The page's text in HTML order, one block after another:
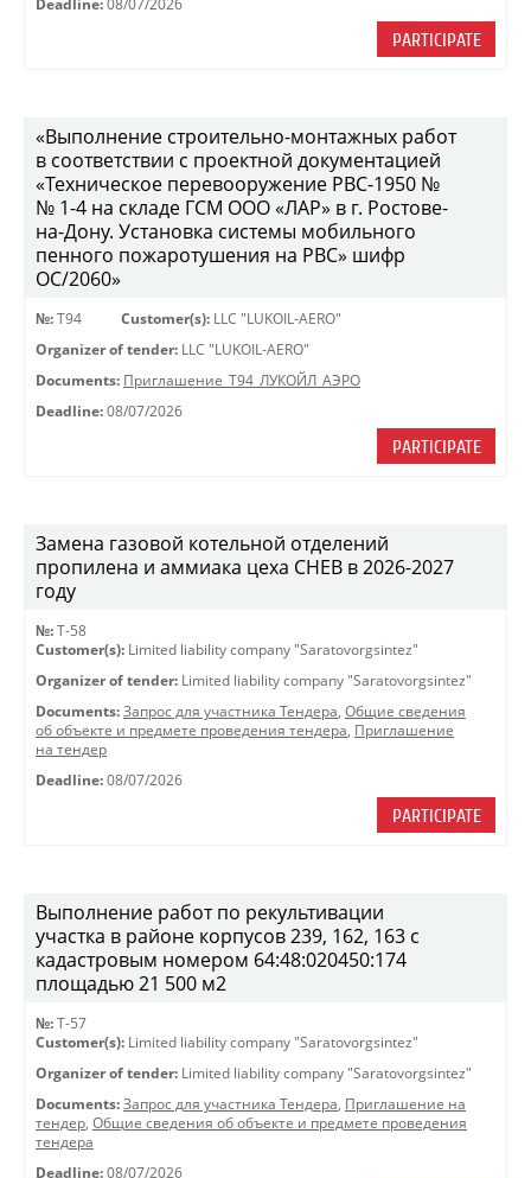
Deadline: 08/07/2026
PARTICIPATE
«Выполнение строительно-монтажных работ
в соответствии с проектной документацией
«Техническое перевооружение РВС-1950 №
№ 1-4 на складе ГСМ ООО «ЛАР» в г. Ростове-
на-Дону. Установка системы мобильного
пенного пожаротушения на РВС» шифр
ОС/2060»
№: Т94 Customer(s): LLC "LUKOIL-AERO"
Organizer of tender: LLC "LUKOIL-AERO"
Documents: Приглашение_Т94_ЛУКОЙЛ_АЭРО
Deadline: 08/07/2026
PARTICIPATE
Замена газовой котельной отделений
пропилена и аммиака цеха СНЕВ в 2026-2027
году
№: Т-58
Customer(s): Limited liability company "Saratovorgsintez"
Organizer of tender: Limited liability company "Saratovorgsintez"
Documents: Запрос для участника Тендера, Общие сведения
об объекте и предмете проведения тендера, Приглашение
на тендер
Deadline: 08/07/2026
PARTICIPATE
Выполнение работ по рекультивации
участка в районе корпусов 239, 162, 163 с
кадастровым номером 64:48:020450:174
площадью 21 500 м2
№: T-57
Customer(s): Limited liability company "Saratovorgsintez"
Organizer of tender: Limited liability company "Saratovorgsintez"
Documents: Запрос для участника Тендера, Приглашение на
тендер, Общие сведения об объекте и предмете проведения
тендера
Deadline: 08/07/2026